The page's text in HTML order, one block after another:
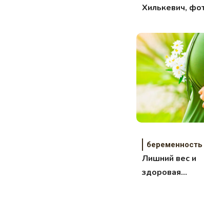
Хилькевич,
беременность
Лишний вес и
здоровая